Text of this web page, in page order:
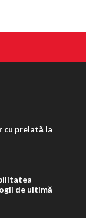
prelată la
de ultimă